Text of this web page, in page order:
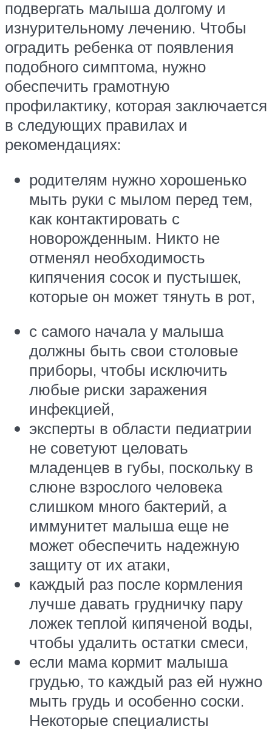
подвергать малыша долгому и
изнурительному лечению. Чтобы
оградить ребенка от появления
подобного симптома, нужно
обеспечить грамотную
профилактику, которая заключается
в следующих правилах и
рекомендациях:
родителям нужно хорошенько
мыть руки с мылом перед тем,
как контактировать с
новорожденным. Никто не
отменял необходимость
кипячения сосок и пустышек,
которые он может тянуть в рот,
с самого начала у малыша
должны быть свои столовые
приборы, чтобы исключить
любые риски заражения
инфекцией,
эксперты в области педиатрии
не советуют целовать
младенцев в губы, поскольку в
слюне взрослого человека
слишком много бактерий, а
иммунитет малыша еще не
может обеспечить надежную
защиту от их атаки,
каждый раз после кормления
лучше давать грудничку пару
ложек теплой кипяченой воды,
чтобы удалить остатки смеси,
если мама кормит малыша
грудью, то каждый раз ей нужно
мыть грудь и особенно соски.
Некоторые специалисты